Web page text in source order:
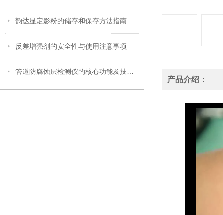
韵达显定影粉的储存和保存方法指南
反差增强剂的安全性与使用注意事项
产品介绍：